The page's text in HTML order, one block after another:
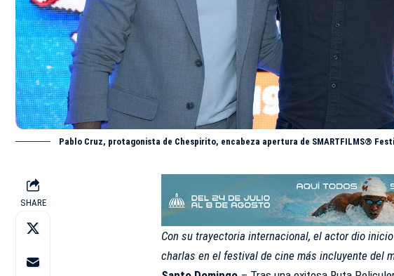
Pablo Cruz, protagonista de Chespirito, encabeza apertura de SMARTFILMS®️
SHARE
Con su trayectoria internacional, el actor dio
charlas en el festival de cine más incluyente del